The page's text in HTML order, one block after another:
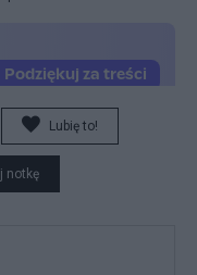
Lubię to!
notkę